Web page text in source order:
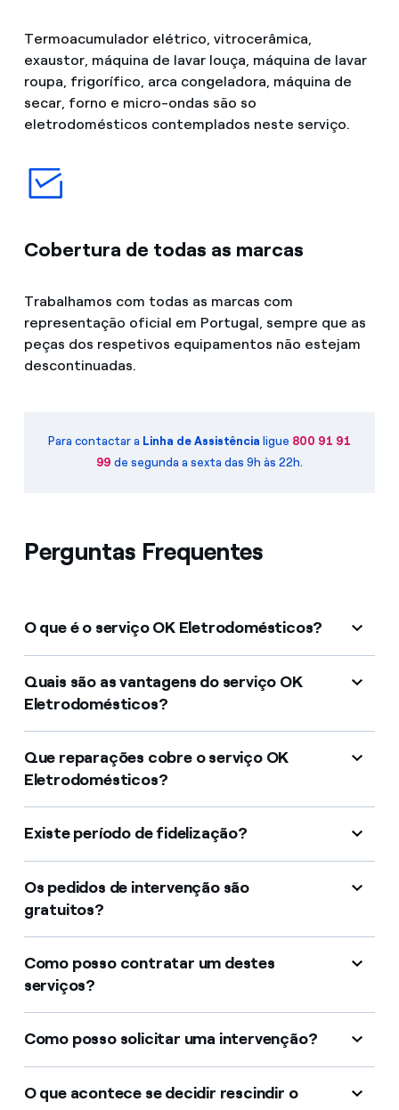
Termoacumulador elétrico, vitrocerâmica,
exaustor, máquina de lavar louça, máquina de lavar
roupa, frigorífico, arca congeladora, máquina de
secar, forno e micro-ondas são so
eletrodomésticos contemplados neste serviço.
Cobertura de todas as marcas
Trabalhamos com todas as marcas com
representação oficial em Portugal, sempre que as
peças dos respetivos equipamentos não estejam
descontinuadas.
Para contactar a Linha de Assistência ligue 800 91 91
99 de segunda a sexta das 9h às 22h.
Perguntas Frequentes
O que é o serviço OK Eletrodomésticos?
Quais são as vantagens do serviço OK
Eletrodomésticos?
Que reparações cobre o serviço OK
Eletrodomésticos?
Existe período de fidelização?
Os pedidos de intervenção são
gratuitos?
Como posso contratar um destes
serviços?
Como posso solicitar uma intervenção?
O que acontece se decidir rescindir o